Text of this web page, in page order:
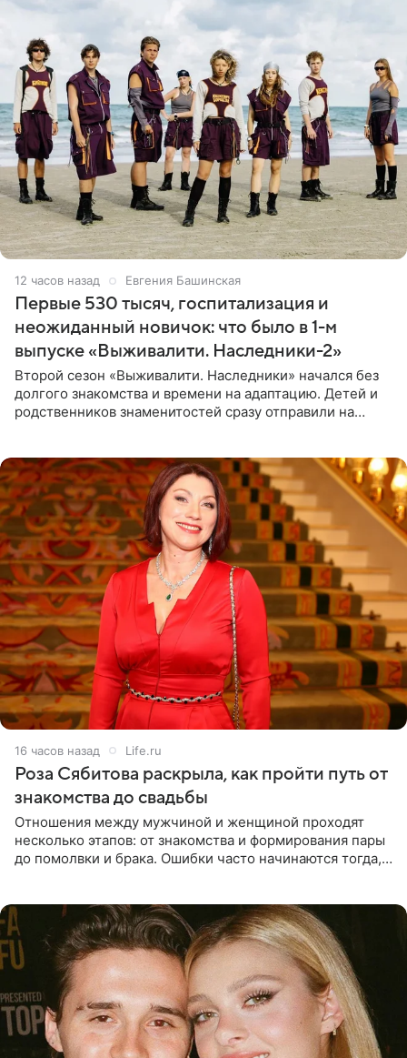
12 часов назад Евгения Башинская
Первые 530 тысяч, госпитализация и
неожиданный новичок: что было в 1-м
выпуске «Выживалити. Наследники-2»
Второй сезон «Выживалити. Наследники» начался без
долгого знакомства и времени на адаптацию. Детей и
родственников знаменитостей сразу отправили на
16 часов назад Life.ru
Роза Сябитова раскрыла, как пройти путь от
знакомства до свадьбы
Отношения между мужчиной и женщиной проходят
несколько этапов: от знакомства и формирования пары
до помолвки и брака. Ошибки часто начинаются тогда,